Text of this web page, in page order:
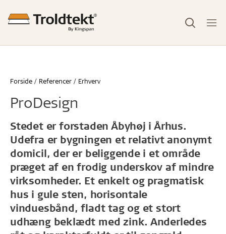
Forside Referencer Erhverv
ProDesign
Stedet er forstaden Åbyhøj i Århus.
Udefra er bygningen et relativt anonymt
domicil, der er beliggende i et område
præget af en frodig underskov af mindre
virksomheder. Et enkelt og pragmatisk
hus i gule sten, horisontale
vinduesbånd, fladt tag og et stort
udhæng beklædt med zink. Anderledes